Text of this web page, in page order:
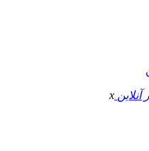
x